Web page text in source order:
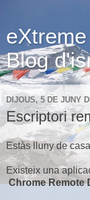
Blog
DIJOUS, 5 DE JUNY
Escriptori
Estàs lluny de
Existeix una
Chrome Remote